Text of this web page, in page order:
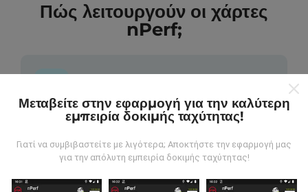
Πώς λειτουργούν οι χάρτες
nPerf;
Από πού προέρχονται τα δεδομένα;
Τα δεδομένα συλλέγονται από δοκιμές που
nPerf. Αυτές είναι οι δοκιμές που διεξάγονται σε
Μεταβείτε στην εφαρμογή για την καλύτερη
εμπειρία δοκιμής ταχύτητας!
Γιατί να συμβιβαστείτε με λιγότερα; Αποκτήστε την εφαρμογή μας
για την απόλυτη εμπειρία δοκιμής ταχύτητας!